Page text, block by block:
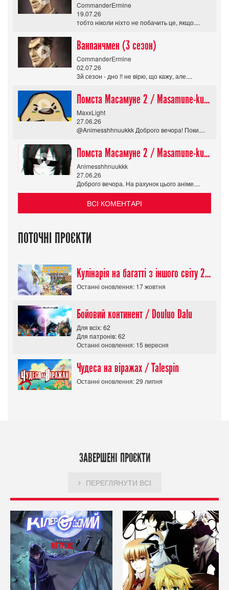
CommanderErmine
19.07.26
тобто ніколи ніхто не побачить це, якщо....
Ванпанчмен (3 сезон)
CommanderErmine
02.07.26
3й сезон - дно !! не вірю, що кажу, але....
Помста Масамуне 2 / Masamune-kun no Revenge R
MaxxLight
27.06.26
@Animesshhnuukkk Доброго вечора! Поки....
Помста Масамуне 2 / Masamune-kun no Revenge R
Animesshhnuukkk
27.06.26
Доброго вечора. На рахунок цього аніме....
ВСІ КОМЕНТАРІ
ПОТОЧНІ ПРОЄКТИ
Кулінарія на багатті з іншого світу 2 сезон/ Tondemo Skill de Isekai Hourou
Останні оновлення: 17 жовтня
Бойовий континент / Douluo Dalu
Для всіх: 62
Для патронів: 62
Останні оновлення: 15 вересня
Чудеса на віражах / Talespin
Останні оновлення: 29 липня
ЗАВЕРШЕНІ ПРОЄКТИ
ПЕРЕГЛЯНУТИ ВСІ